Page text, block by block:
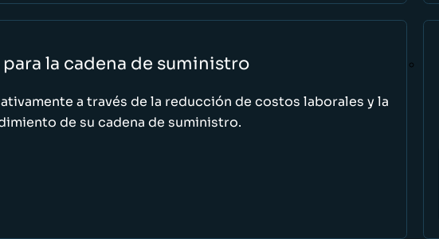
la cadena de suministro
a través de la reducción de costos laborales y la
de su cadena de suministro.